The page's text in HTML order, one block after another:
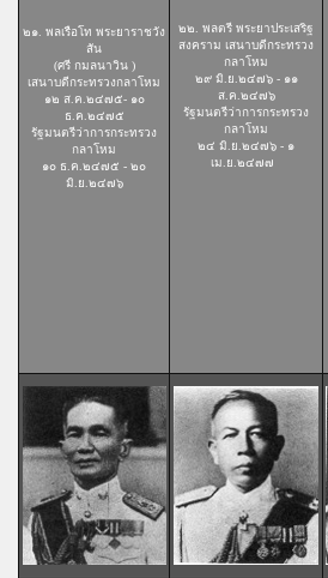
๒๑. พลเรือโท พระยาราชวัง
สัน
(ศรี กมลนาวิน )
เสนาบดีกระทรวงกลาโหม
๑๒ ส.ค.๒๔๗๕- ๑๐
ธ.ค.๒๔๗๕
รัฐมนตรีว่าการกระทรวง
กลาโหม
๑๐ ธ.ค.๒๔๗๕ - ๒๐
มิ.ย.๒๔๗๖
๒๒. พลตรี พระยาประเสริฐ
สงคราม เสนาบดีกระทรวง
กลาโหม
๒๙ มิ.ย.๒๔๗๖ - ๑๑
ส.ค.๒๔๗๖
รัฐมนตรีว่าการกระทรวง
กลาโหม
๒๔ มิ.ย.๒๔๗๖ - ๑
เม.ย.๒๔๗๗